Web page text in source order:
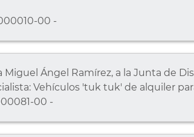
00 -
Ángel Ramírez, a la Junta de
Vehículos 'tuk tuk' de alquiler
00 -